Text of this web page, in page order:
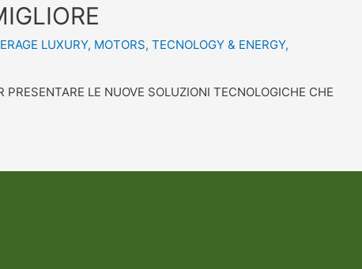
LUXURY, MOTORS, TECNOLOGY & ENERGY,
LE NUOVE SOLUZIONI TECNOLOGICHE CHE